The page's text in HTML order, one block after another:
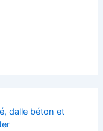
dalle béton et